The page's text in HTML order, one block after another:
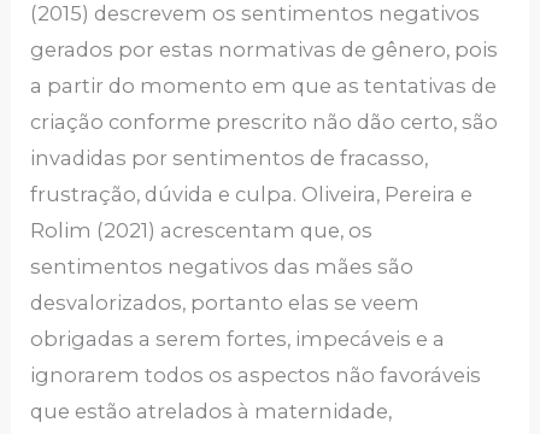
(2015) descrevem os sentimentos negativos
gerados por estas normativas de gênero, pois
a partir do momento em que as tentativas de
criação conforme prescrito não dão certo, são
invadidas por sentimentos de fracasso,
frustração, dúvida e culpa. Oliveira, Pereira e
Rolim (2021) acrescentam que, os
sentimentos negativos das mães são
desvalorizados, portanto elas se veem
obrigadas a serem fortes, impecáveis e a
ignorarem todos os aspectos não favoráveis
que estão atrelados à maternidade,